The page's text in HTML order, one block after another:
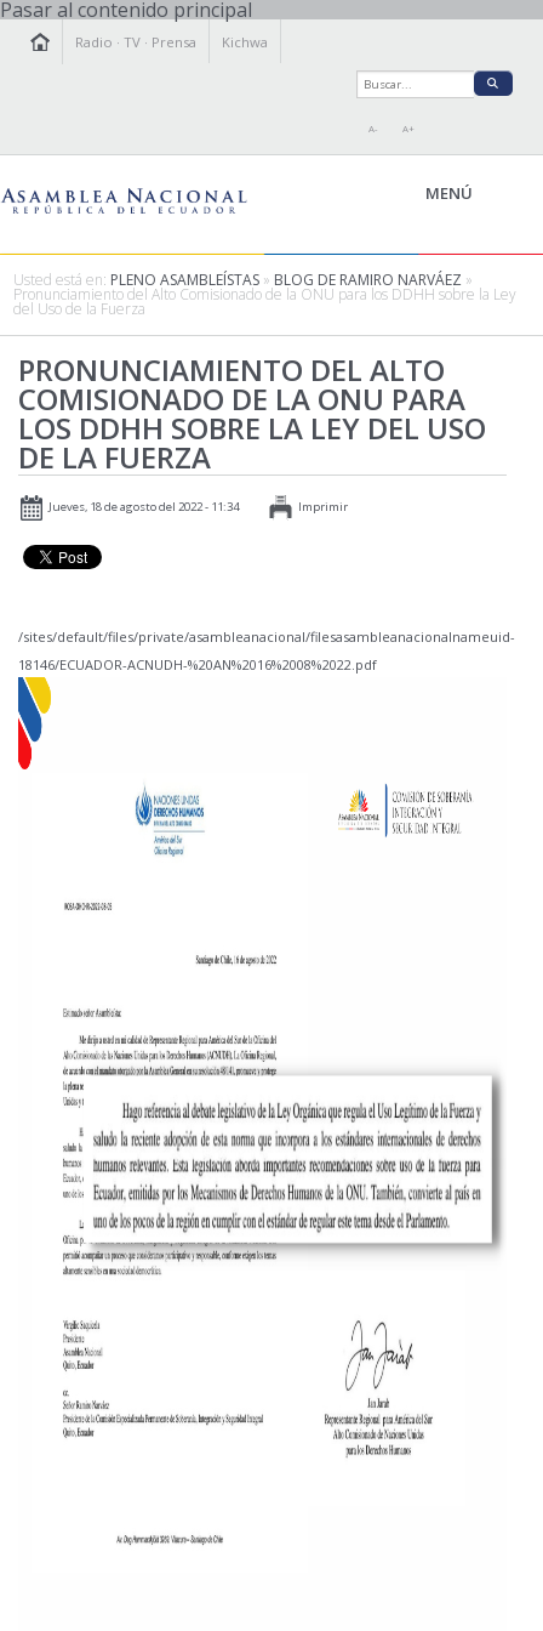
Pasar al contenido principal
Radio ·TV · Prensa Kichwa
A- A+
MENÚ
LEGISLAMOS
FISCALIZAMOS
TRANSPARENCIA
PRENSA
PARTICIPACIÓN
RELACIONES INTERNACIONALES
AGENDA
Usted está en: PLENO ASAMBLEÍSTAS » BLOG DE RAMIRO NARVÁEZ »
Pronunciamiento del Alto Comisionado de la ONU para los DDHH sobre la Ley
del Uso de la Fuerza
PRONUNCIAMIENTO DEL ALTO
COMISIONADO DE LA ONU PARA
LOS DDHH SOBRE LA LEY DEL USO
DE LA FUERZA
Jueves, 18 de agosto del 2022 - 11:34 Imprimir
/sites/default/files/private/asambleanacional/filesasambleanacionalnameuid-
18146/ECUADOR-ACNUDH-%20AN%2016%2008%2022.pdf